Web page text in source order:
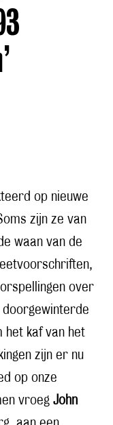
op nieuwe
zijn ze van
waan van de
over
doorgewinterde
het kaf van het
zijn er nu
op onze
vroeg John